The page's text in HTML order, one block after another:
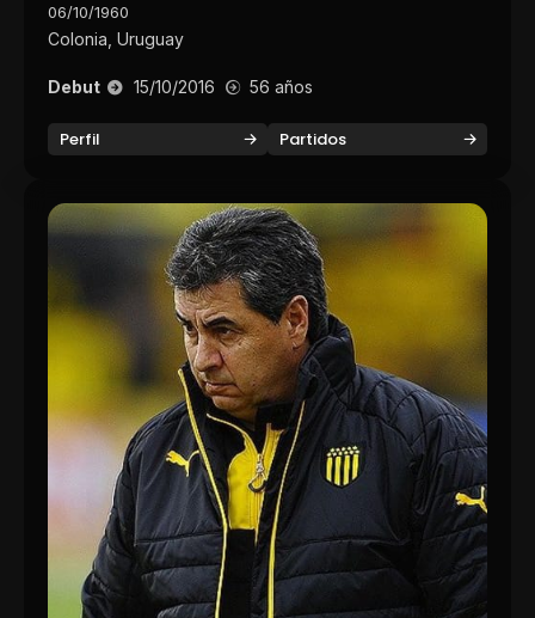
06/10/1960
Colonia, Uruguay
Debut 15/10/2016 56 años
Perfil Partidos